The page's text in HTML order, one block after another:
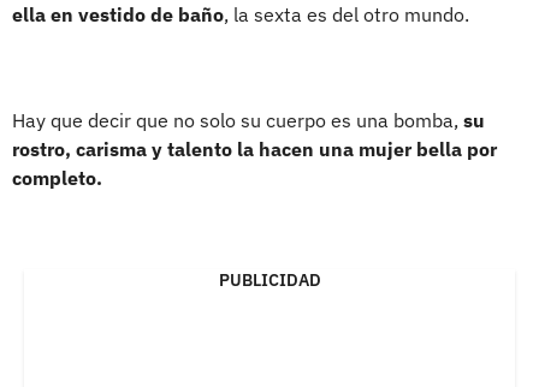
ella en vestido de baño, la sexta es del otro mundo.
Hay que decir que no solo su cuerpo es una bomba, su
rostro, carisma y talento la hacen una mujer bella por
completo.
PUBLICIDAD